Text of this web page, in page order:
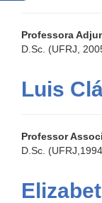
Professora
D.Sc. (UFRJ,
Luis
Professor
D.Sc.